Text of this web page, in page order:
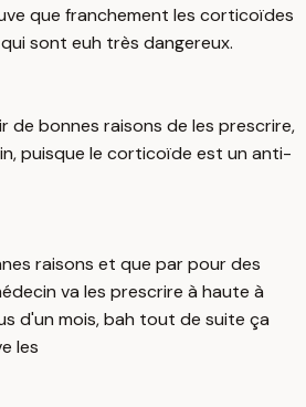
que franchement les corticoïdes
sont euh très dangereux.
de bonnes raisons de les prescrire,
puisque le corticoïde est un anti-
raisons et que par pour des
va les prescrire à haute à
d'un mois, bah tout de suite ça
les